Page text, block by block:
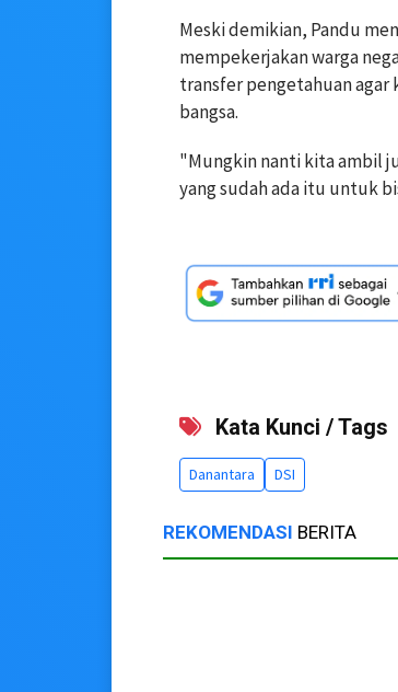
Meski demikian, Pandu
mempekerjakan warga
transfer pengetahuan agar
bangsa.
"Mungkin nanti kita ambil
yang sudah ada itu untuk
Kata Kunci / Tags
Danantara DSI
REKOMENDASI BERITA